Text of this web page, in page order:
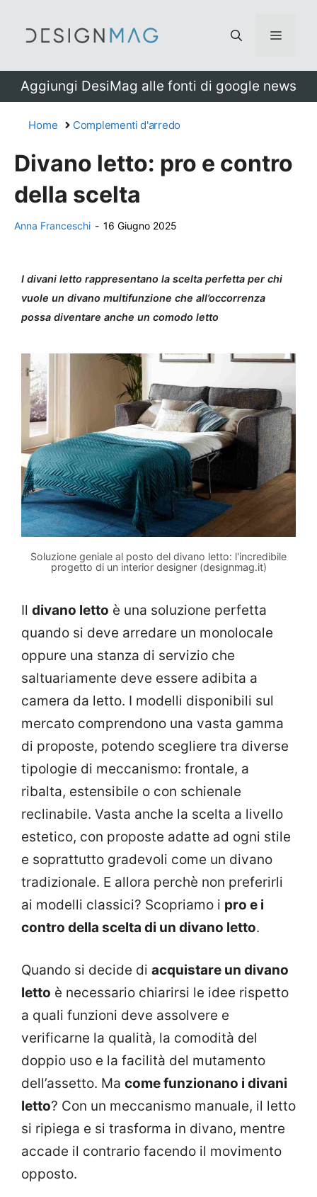
Menu
Aggiungi DesiMag alle fonti di google news
Home Complementi d'arredo
Divano letto: pro e contro
della scelta
Anna Franceschi - 16 Giugno 2025
I divani letto rappresentano la scelta perfetta per chi
vuole un divano multifunzione che all’occorrenza
possa diventare anche un comodo letto
Soluzione geniale al posto del divano letto: l'incredibile
progetto di un interior designer (designmag.it)
Il divano letto è una soluzione perfetta
quando si deve arredare un monolocale
oppure una stanza di servizio che
saltuariamente deve essere adibita a
camera da letto. I modelli disponibili sul
mercato comprendono una vasta gamma
di proposte, potendo scegliere tra diverse
tipologie di meccanismo: frontale, a
ribalta, estensibile o con schienale
reclinabile. Vasta anche la scelta a livello
estetico, con proposte adatte ad ogni stile
e soprattutto gradevoli come un divano
tradizionale. E allora perchè non preferirli
ai modelli classici? Scopriamo i pro e i
contro della scelta di un divano letto.
Quando si decide di acquistare un divano
letto è necessario chiarirsi le idee rispetto
a quali funzioni deve assolvere e
verificarne la qualità, la comodità del
doppio uso e la facilità del mutamento
dell’assetto. Ma come funzionano i divani
letto? Con un meccanismo manuale, il letto
si ripiega e si trasforma in divano, mentre
accade il contrario facendo il movimento
opposto.